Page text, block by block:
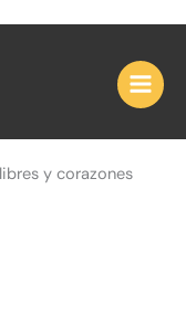
cultiva
y corazones